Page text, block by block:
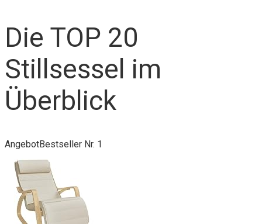
Die TOP 20
Stillsessel im
Überblick
AngebotBestseller Nr. 1